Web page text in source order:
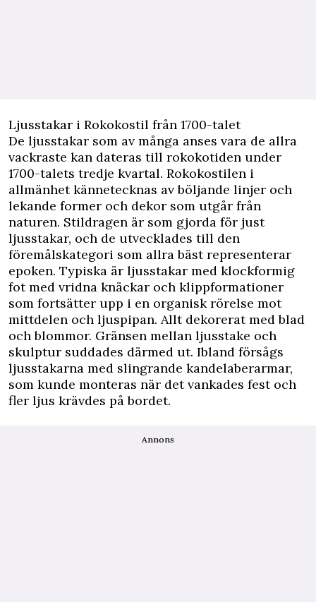
Ljusstakar i Rokokostil från 1700-talet
De ljusstakar som av många anses vara de allra
vackraste kan dateras till rokokotiden under
1700-talets tredje kvartal. Rokokostilen i
allmänhet kännetecknas av böljande linjer och
lekande former och dekor som utgår från
naturen. Stildragen är som gjorda för just
ljusstakar, och de utvecklades till den
föremålskategori som allra bäst representerar
epoken. Typiska är ljusstakar med klockformig
fot med vridna knäckar och klippformationer
som fortsätter upp i en organisk rörelse mot
mittdelen och ljuspipan. Allt dekorerat med blad
och blommor. Gränsen mellan ljusstake och
skulptur suddades därmed ut. Ibland försågs
ljusstakarna med slingrande kandelaberarmar,
som kunde monteras när det vankades fest och
fler ljus krävdes på bordet.
Annons